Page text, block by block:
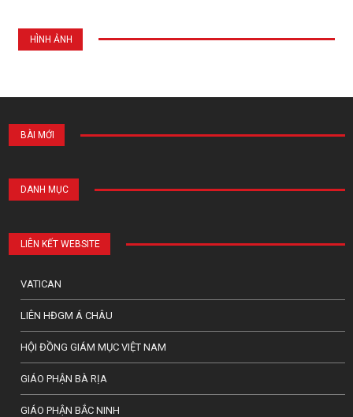
HÌNH ẢNH
BÀI MỚI
DANH MỤC
LIÊN KẾT WEBSITE
VATICAN
LIÊN HĐGM Á CHÂU
HỘI ĐỒNG GIÁM MỤC VIỆT NAM
GIÁO PHẬN BÀ RỊA
GIÁO PHẬN BẮC NINH